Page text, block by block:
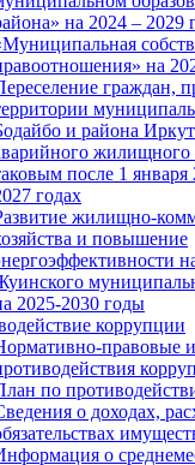
на 2024 – 2029
на
граждан,
и района
жилищного
после 1 января
годах
жилищно-
и повышение
2025-2030 годы
коррупции
правовые
по
о доходах,
о